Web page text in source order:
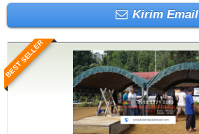
Kirim Email
BEST SELLER